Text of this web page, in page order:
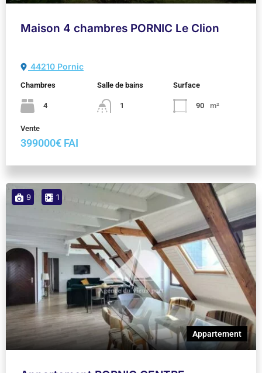
Maison 4 chambres PORNIC Le Clion
44210 Pornic
Chambres
4
Salle de bains
1
Surface
90 m²
Vente
399000€ FAI
9 1
Appartement